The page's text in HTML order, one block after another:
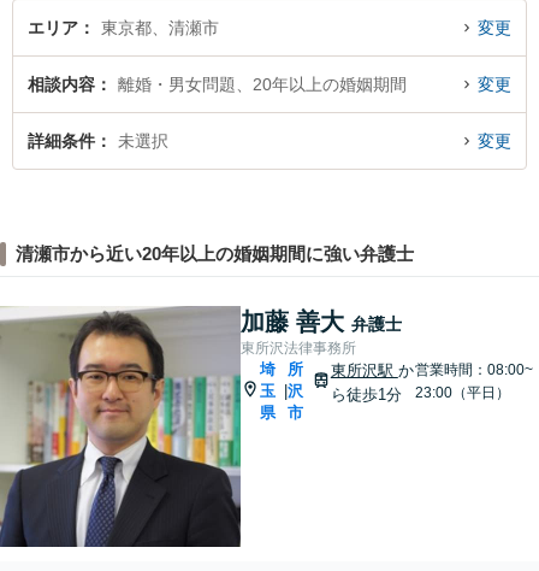
エリア 東京都、清瀬市 変更
相談内容 離婚・男女問題、20年以上の婚姻期間 変更
詳細条件 未選択 変更
清瀬市から近い20年以上の婚姻期間に強い弁護士
加藤 善大 弁護士
東所沢法律事務所
埼
玉
県
所
沢
市
東所沢駅 か
ら徒歩1分
営業時間：08:00~
23:00（平日）